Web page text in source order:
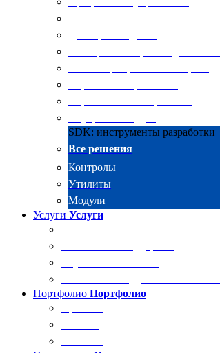
SDK: инструменты разработки
Все решения
Контролы
Утилиты
Модули
Услуги Услуги
Портфолио Портфолио